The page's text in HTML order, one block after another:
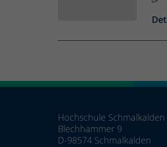
Hochschule Schmalkalden
Blechhammer 9
D-98574 Schmalkalden